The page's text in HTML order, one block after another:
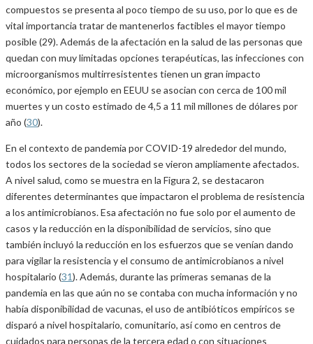
compuestos se presenta al poco tiempo de su uso, por lo que es de
vital importancia tratar de mantenerlos factibles el mayor tiempo
posible (29). Además de la afectación en la salud de las personas que
quedan con muy limitadas opciones terapéuticas, las infecciones con
microorganismos multirresistentes tienen un gran impacto
económico, por ejemplo en EEUU se asocian con cerca de 100 mil
muertes y un costo estimado de 4,5 a 11 mil millones de dólares por
año (30).
En el contexto de pandemia por COVID-19 alrededor del mundo,
todos los sectores de la sociedad se vieron ampliamente afectados.
A nivel salud, como se muestra en la Figura 2, se destacaron
diferentes determinantes que impactaron el problema de resistencia
a los antimicrobianos. Esa afectación no fue solo por el aumento de
casos y la reducción en la disponibilidad de servicios, sino que
también incluyó la reducción en los esfuerzos que se venían dando
para vigilar la resistencia y el consumo de antimicrobianos a nivel
hospitalario (31). Además, durante las primeras semanas de la
pandemia en las que aún no se contaba con mucha información y no
había disponibilidad de vacunas, el uso de antibióticos empíricos se
disparó a nivel hospitalario, comunitario, así como en centros de
cuidados para personas de la tercera edad o con situaciones